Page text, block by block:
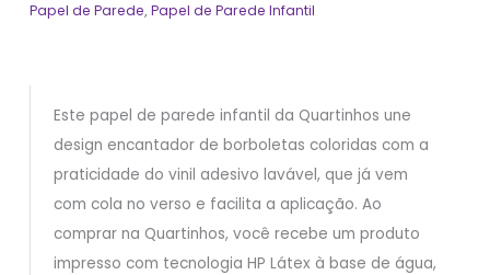
Papel de Parede,Papel de Parede Infantil
Este papel de parede infantil da Quartinhos une
design encantador de borboletas coloridas com a
praticidade do vinil adesivo lavável, que já vem
com cola no verso e facilita a aplicação. Ao
comprar na Quartinhos, você recebe um produto
impresso com tecnologia HP Látex à base de água,